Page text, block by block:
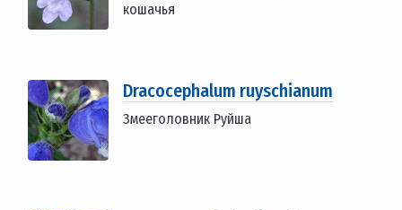
кошачья
Dracocephalum ruyschianum
Змееголовник Руйша